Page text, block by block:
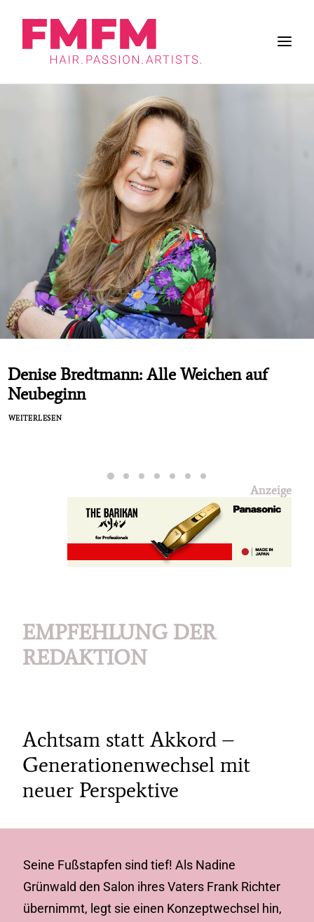
ZUKUNFT DES SALONS
INSPIRATION
WORK & LIFE
BRANCHE
FMFM
SUCHE
Denise Bredtmann: Alle Weichen auf
Neubeginn
WEITERLESEN
Anzeige
EMPFEHLUNG DER
REDAKTION
Achtsam statt Akkord –
Generationenwechsel mit
neuer Perspektive
Seine Fußstapfen sind tief! Als Nadine
Grünwald den Salon ihres Vaters Frank Richter
übernimmt, legt sie einen Konzeptwechsel hin,